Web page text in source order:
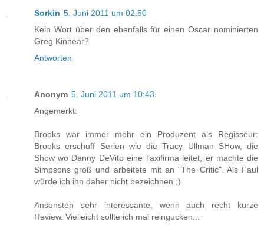
Sorkin 5. Juni 2011 um 02:50
Kein Wort über den ebenfalls für einen Oscar nominierten
Greg Kinnear?
Antworten
Anonym 5. Juni 2011 um 10:43
Angemerkt:
Brooks war immer mehr ein Produzent als Regisseur:
Brooks erschuff Serien wie die Tracy Ullman SHow, die
Show wo Danny DeVito eine Taxifirma leitet, er machte die
Simpsons groß und arbeitete mit an "The Critic". Als Faul
würde ich ihn daher nicht bezeichnen ;)
Ansonsten sehr interessante, wenn auch recht kurze
Review. Vielleicht sollte ich mal reingucken...